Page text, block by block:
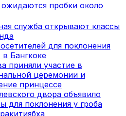
пробки около
служба открывают классы
для поклонения
Бангкоке
приняли участие в
церемонии и
принцессе
двора объявило
для поклонения у гроба